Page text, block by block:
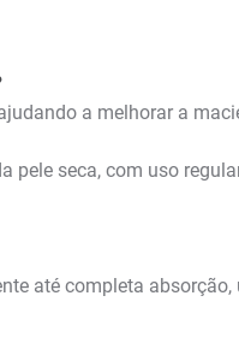
a melhorar a
pele seca, com uso
até completa